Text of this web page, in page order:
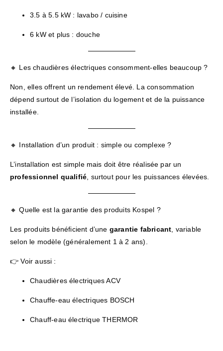
3.5 à 5.5 kW : lavabo / cuisine
6 kW et plus : douche
🔸 Les chaudières électriques consomment-elles beaucoup ?
Non, elles offrent un rendement élevé. La consommation
dépend surtout de l’isolation du logement et de la puissance
installée.
🔸 Installation d’un produit : simple ou complexe ?
L’installation est simple mais doit être réalisée par un
professionnel qualifié , surtout pour les puissances élevées.
🔸 Quelle est la garantie des produits Kospel ?
Les produits bénéficient d’une garantie fabricant , variable
selon le modèle (généralement 1 à 2 ans).
👉 Voir aussi :
Chaudières électriques ACV
Chauffe-eau électriques BOSCH
Chauff-eau électrique THERMOR